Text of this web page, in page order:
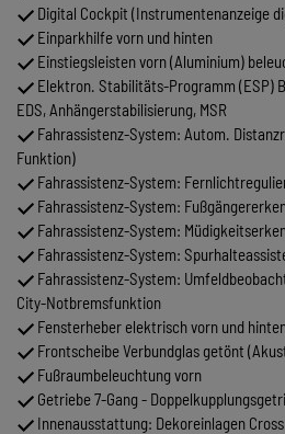
Digital Cockpit (Instrumentenanzeige
Einparkhilfe vorn und hinten
Einstiegsleisten vorn (Aluminium)
Elektron. Stabilitäts-Programm (ESP)
EDS, Anhängerstabilisierung, MSR
Fahrassistenz-System: Autom.
Funktion)
Fahrassistenz-System:
Fahrassistenz-System:
Fahrassistenz-System:
Fahrassistenz-System:
Fahrassistenz-System:
City-Notbremsfunktion
Fensterheber elektrisch vorn und
Frontscheibe Verbundglas getönt
Fußraumbeleuchtung vorn
Getriebe 7-Gang -
Innenausstattung: Dekoreinlagen Cross